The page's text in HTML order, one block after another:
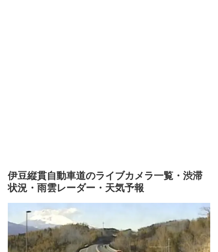
伊豆縦貫自動車道のライブカメラ一覧・渋滞
状況・雨雲レーダー・天気予報